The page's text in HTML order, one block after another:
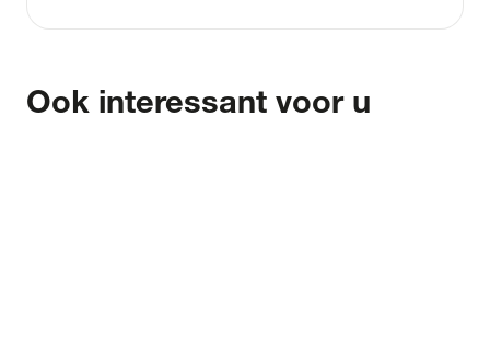
Ook interessant voor u